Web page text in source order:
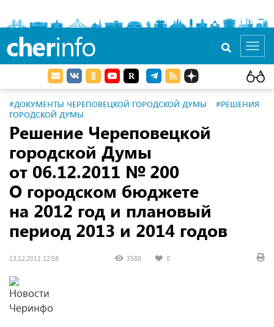
cherinfo
#ДОКУМЕНТЫ ЧЕРЕПОВЕЦКОЙ ГОРОДСКОЙ ДУМЫ
#РЕШЕНИЯ
ГОРОДСКОЙ ДУМЫ
Решение Череповецкой
городской Думы
от 06.12.2011 № 200
О городском бюджете
на 2012 год и плановый
период 2013 и 2014 годов
13.12.2011 12:58 3588 0